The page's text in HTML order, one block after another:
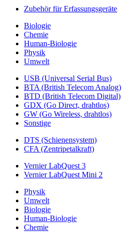
Zubehör für Erfassungsgeräte
Biologie
Chemie
Human-Biologie
Physik
Umwelt
USB (Universal Serial Bus)
BTA (British Telecom Analog)
BTD (British Telecom Digital)
GDX (Go Direct, drahtlos)
GW (Go Wireless, drahtlos)
Sonstige
DTS (Schienensystem)
CFA (Zentripetalkraft)
Vernier LabQuest 3
Vernier LabQuest Mini 2
Physik
Umwelt
Biologie
Human-Biologie
Chemie